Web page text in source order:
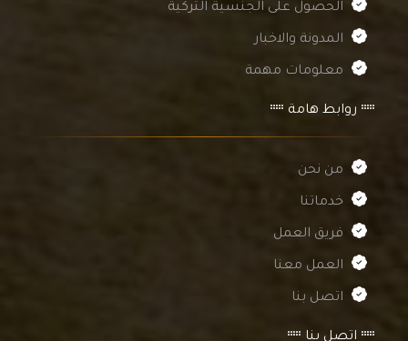
الحصول على الجنسية التركية
المدونة والاخبار
معلومات مهمة
روابط هامة
من نحن
خدماتنا
فريق العمل
العمل معنا
اتصل بنا
اتصل بنا